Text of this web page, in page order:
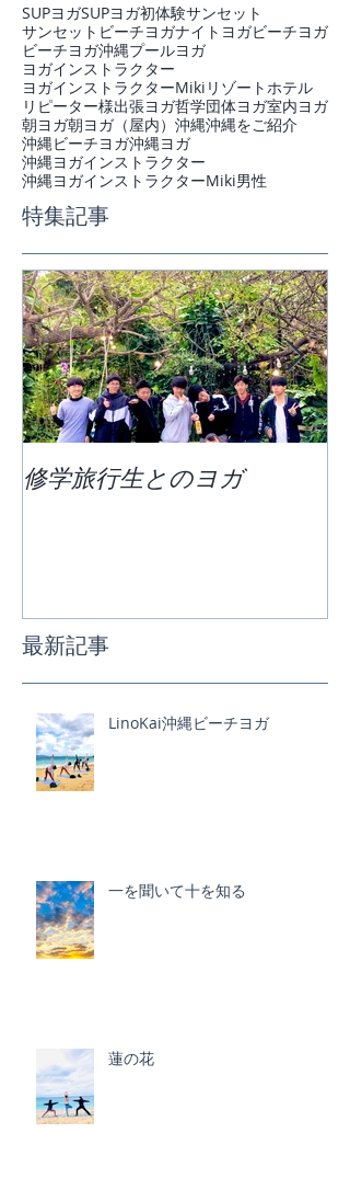
SUPヨガSUPヨガ初体験サンセット
サンセットビーチヨガナイトヨガビーチヨガ
ビーチヨガ沖縄プールヨガ
ヨガインストラクター
ヨガインストラクターMiki リゾートホテル
リピーター様出張ヨガ哲学団体ヨガ室内ヨガ
朝ヨガ朝ヨガ（屋内） 沖縄沖縄をご紹介
沖縄ビーチヨガ沖縄ヨガ
沖縄ヨガインストラクター
沖縄ヨガインストラクターMiki男性
特集記事
修学旅行生とのヨガ
最新記事
LinoKai沖縄ビーチヨガ
一を聞いて十を知る
蓮の花